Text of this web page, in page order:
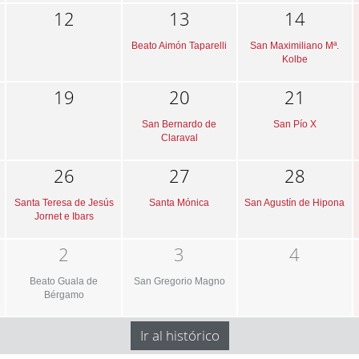
12 13
Beato Aimón Taparelli
14
San Maximiliano Mª.
Kolbe
19 20
San Bernardo de
Claraval
21
San Pío X
26
Santa Teresa de Jesús
Jornet e Ibars
27
Santa Mónica
28
San Agustín de Hipona
2
Beato Guala de
Bérgamo
3
San Gregorio Magno
4
Ir al histórico